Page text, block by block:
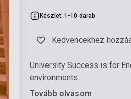
Készlet: 1-10 darab
Kedvencekhez
University Success is for
environments.
Tovább olvasom